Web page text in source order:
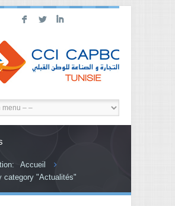
F L I
Accueil
category "Actualités"